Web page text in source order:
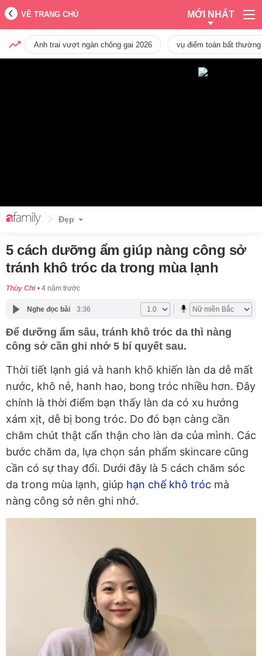
VỀ TRANG CHỦ MỚI NHẤT
Anh trai vượt ngàn chông gai 2026 vụ điểm toán bất
Đẹp
5 cách dưỡng ẩm giúp nàng công sở
tránh khô tróc da trong mùa lạnh
Thùy Chi 4 năm trước
Nghe đọc bài 3:36
Để dưỡng ẩm sâu, tránh khô tróc da thì nàng
công sở cần ghi nhớ 5 bí quyết sau.
Thời tiết lạnh giá và hanh khô khiến làn da dễ mất
nước, khô nẻ, hanh hao, bong tróc nhiều hơn. Đây
chính là thời điểm bạn thấy làn da có xu hướng
xám xịt, dễ bị bong tróc. Do đó bạn càng cần
chăm chút thật cẩn thận cho làn da của mình. Các
bước chăm da, lựa chọn sản phẩm skincare cũng
cần có sự thay đổi. Dưới đây là 5 cách chăm sóc
da trong mùa lạnh, giúp hạn chế khô tróc mà
nàng công sở nên ghi nhớ.